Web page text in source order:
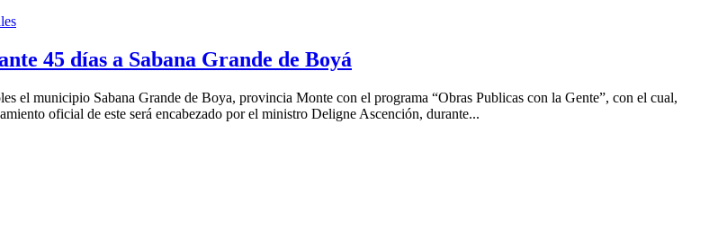
45 días a Sabana Grande de Boyá
el municipio Sabana Grande de Boya, provincia Monte con el programa “Obras Publicas con la Gente”, con el cual,
oficial de este será encabezado por el ministro Deligne Ascención, durante...